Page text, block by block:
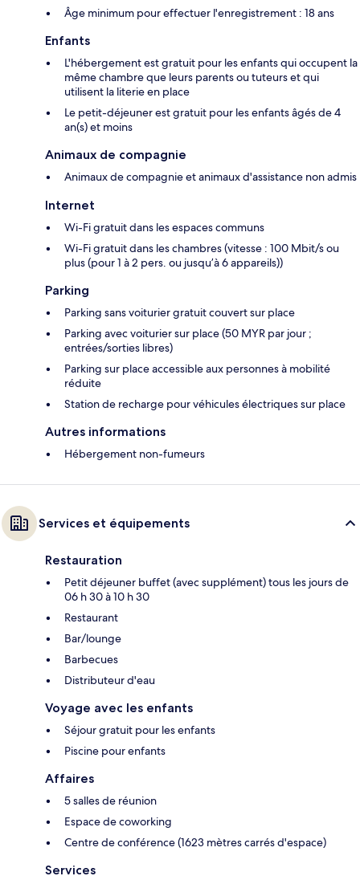
Âge minimum pour effectuer l'enregistrement : 18 ans
Enfants
L'hébergement est gratuit pour les enfants qui occupent la
même chambre que leurs parents ou tuteurs et qui
utilisent la literie en place
Le petit-déjeuner est gratuit pour les enfants âgés de 4
an(s) et moins
Animaux de compagnie
Animaux de compagnie et animaux d'assistance non admis
Internet
Wi-Fi gratuit dans les espaces communs
Wi-Fi gratuit dans les chambres (vitesse : 100 Mbit/s ou
plus (pour 1 à 2 pers. ou jusqu’à 6 appareils))
Parking
Parking sans voiturier gratuit couvert sur place
Parking avec voiturier sur place (50 MYR par jour ;
entrées/sorties libres)
Parking sur place accessible aux personnes à mobilité
réduite
Station de recharge pour véhicules électriques sur place
Autres informations
Hébergement non-fumeurs
Services et équipements
Restauration
Petit déjeuner buffet (avec supplément) tous les jours de
06 h 30 à 10 h 30
Restaurant
Bar/lounge
Barbecues
Distributeur d'eau
Voyage avec les enfants
Séjour gratuit pour les enfants
Piscine pour enfants
Affaires
5 salles de réunion
Espace de coworking
Centre de conférence (1623 mètres carrés d'espace)
Services